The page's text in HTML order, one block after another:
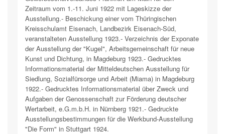
Zeitraum vom 1.-11. Juni 1922 mit Lageskizze der
Ausstellung.- Beschickung einer vom Thüringischen
Kreisschulamt Eisenach, Landbezirk Eisenach-Süd,
veranstalteten Ausstellung 1923.- Verzeichnis der Exponate
der Ausstellung der "Kugel", Arbeitsgemeinschaft für neue
Kunst und Dichtung, in Magdeburg 1923.- Gedrucktes
Informationsmaterial der Mitteldeutschen Ausstellung für
Siedlung, Sozialfürsorge und Arbeit (Miama) in Magdeburg
1922.- Gedrucktes Informationsmaterial über Zweck und
Aufgaben der Genossenschaft zur Förderung deutscher
Wertarbeit, e.G.m.b.H. in Nürnberg 1921.- Gedruckte
Ausstellungsbestimmungen für die Werkbund-Ausstellung
"Die Form" in Stuttgart 1924.